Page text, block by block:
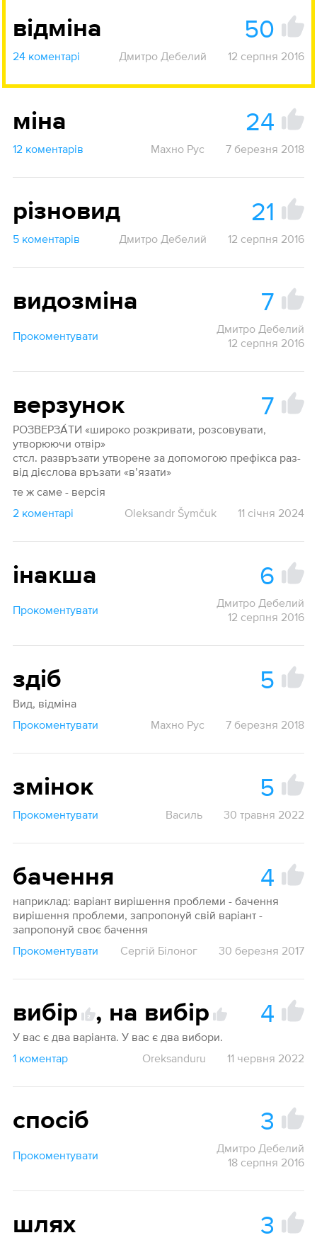
відміна 50
24 коментарі Дмитро Дебелий 12 серпня 2016
міна 24
12 коментарів Махно Рус 7 березня 2018
різновид 21
5 коментарів Дмитро Дебелий 12 серпня 2016
видозміна 7
Прокоментувати
Дмитро Дебелий
12 серпня 2016
верзунок 7
РОЗВЕРЗА́ТИ «широко розкривати, розсовувати,
утворюючи отвір»
стсл. развръзати утворене за допомогою префікса раз-
від дієслова връзати «в’язати»
те ж саме - версія
2 коментарі
Oleksandr Šymčuk 11 січня 2024
інакша 6
Прокоментувати
Дмитро Дебелий
12 серпня 2016
здіб 5
Вид, відміна
Прокоментувати
Махно Рус 7 березня 2018
змінок 5
Прокоментувати Василь 30 травня 2022
бачення 4
наприклад: варіант вирішення проблеми - бачення
вирішення проблеми, запропонуй свій варіант -
запропонуй своє бачення
Прокоментувати
Сергій Білоног 30 березня 2017
вибір 2 , на вибір 4
У вас є два варіанта. У вас є два вибори.
1 коментар
Oreksanduru 11 червня 2022
спосіб 3
Прокоментувати
Дмитро Дебелий
18 серпня 2016
шлях 3